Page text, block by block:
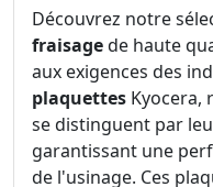
Découvrez notre
fraisagede haute
aux exigences des
plaquettes Kyocera,
se distinguent par
garantissant une
de l'usinage. Ces